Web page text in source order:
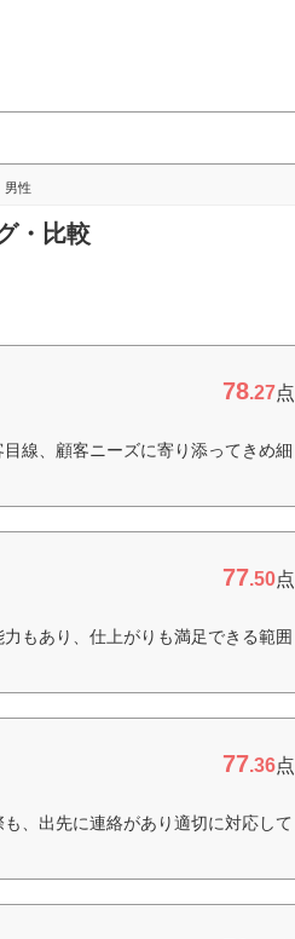
男性
・比較
78.27点
線、顧客ニーズに寄り添ってきめ細
77.50点
もあり、仕上がりも満足できる範囲
77.36点
、出先に連絡があり適切に対応して